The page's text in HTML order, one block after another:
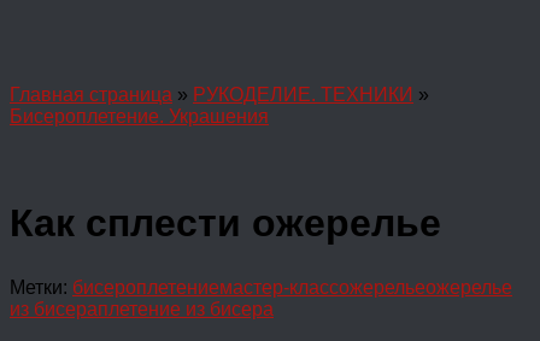
Главная страница » РУКОДЕЛИЕ. ТЕХНИКИ »
Бисероплетение. Украшения
Как сплести ожерелье
Метки: бисероплетениемастер-классожерельеожерелье
из бисераплетение из бисера